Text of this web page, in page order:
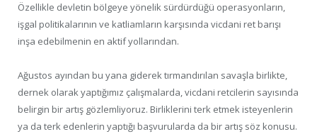
Özellikle devletin bölgeye yönelik sürdürdüğü operasyonların,
işgal politikalarının ve katliamların karşısında vicdani ret barışı
inşa edebilmenin en aktif yollarından.
Ağustos ayından bu yana giderek tırmandırılan savaşla birlikte,
dernek olarak yaptığımız çalışmalarda, vicdani retcilerin sayısında
belirgin bir artış gözlemliyoruz. Birliklerini terk etmek isteyenlerin
ya da terk edenlerin yaptığı başvurularda da bir artış söz konusu.